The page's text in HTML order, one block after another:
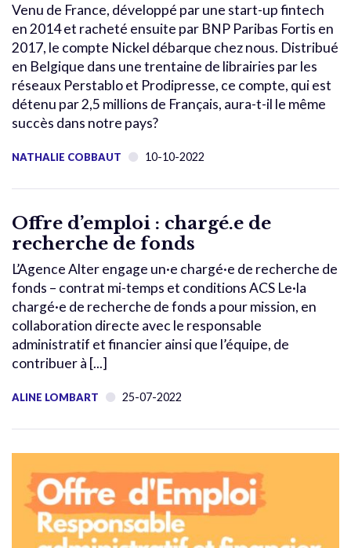
Venu de France, développé par une start-up fintech
en 2014 et racheté ensuite par BNP Paribas Fortis en
2017, le compte Nickel débarque chez nous. Distribué
en Belgique dans une trentaine de librairies par les
réseaux Perstablo et Prodipresse, ce compte, qui est
détenu par 2,5 millions de Français, aura-t-il le même
succès dans notre pays?
NATHALIE COBBAUT 10-10-2022
Offre d’emploi : chargé.e de
recherche de fonds
L’Agence Alter engage un·e chargé·e de recherche de
fonds – contrat mi-temps et conditions ACS Le·la
chargé·e de recherche de fonds a pour mission, en
collaboration directe avec le responsable
administratif et financier ainsi que l’équipe, de
contribuer à [...]
ALINE LOMBART 25-07-2022